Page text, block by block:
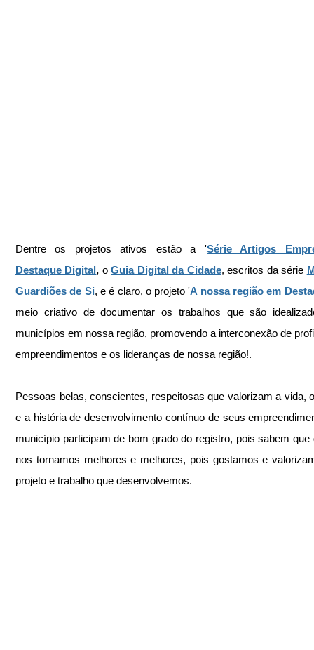
Dentre os projetos ativos estão a 'Série Artigos
Destaque Digital, o Guia Digital da Cidade, escritos da série
Guardiões de Si, e é claro, o projeto 'A nossa região em
meio criativo de documentar os trabalhos que são
municípios em nossa região, promovendo a interconexão de
empreendimentos e os lideranças de nossa região!.
Pessoas belas, conscientes, respeitosas que valorizam a vida,
e a história de desenvolvimento contínuo de seus
município participam de bom grado do registro, pois sabem que
nos tornamos melhores e melhores, pois gostamos e
projeto e trabalho que desenvolvemos.